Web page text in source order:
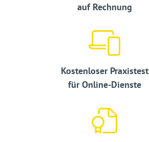
auf Rechnung
Kostenloser Praxistest
für Online-Dienste